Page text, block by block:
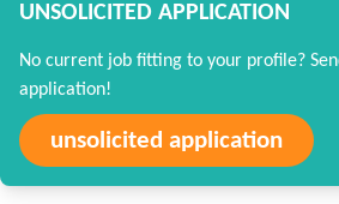
UNSOLICITED APPLICATION
No current job fitting to your profile?
application!
unsolicited application